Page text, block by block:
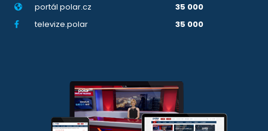
portál polar.cz
35 000
televize.polar
35 000